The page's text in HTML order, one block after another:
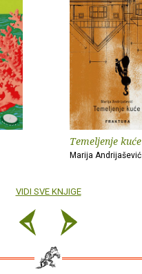
Temeljenje kuće
Marija Andrijašević
VIDI SVE KNJIGE